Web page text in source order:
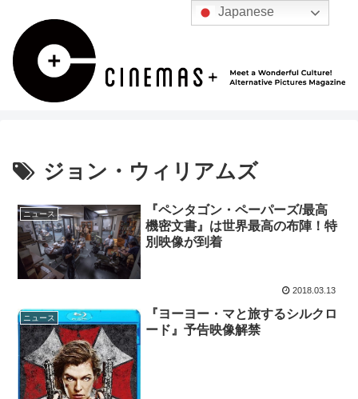
ジョン・ウィリアムズ
ニュース
『ペンタゴン・ペーパーズ/最高
機密文書』は世界最高の布陣！特
別映像が到着
2018.03.13
ニュース
『ヨーヨー・マと旅するシルクロ
ード』予告映像解禁
Japanese